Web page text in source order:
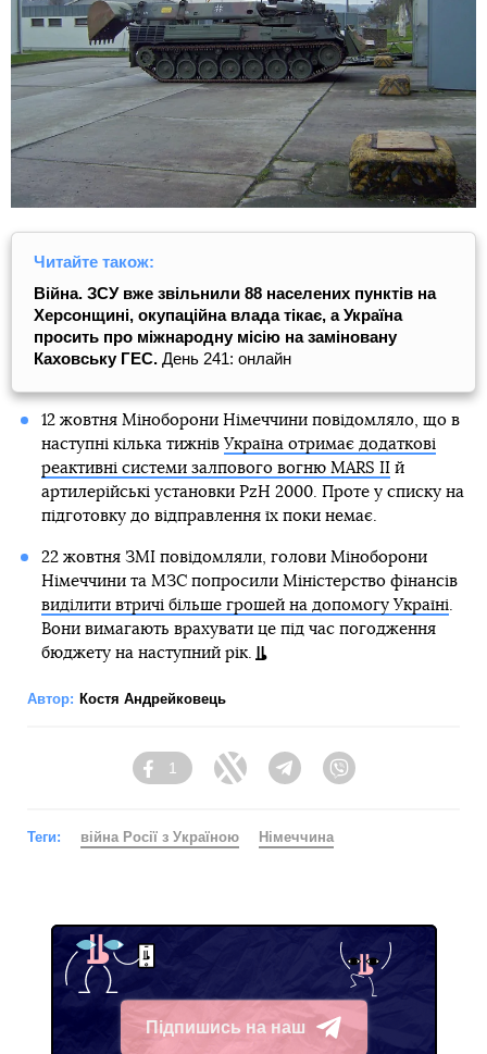
Читайте також:
Війна. ЗСУ вже звільнили 88 населених пунктів на
Херсонщині, окупаційна влада тікає, а Україна
просить про міжнародну місію на заміновану
Каховську ГЕС. День 241: онлайн
12 жовтня Міноборони Німеччини повідомляло, що в
наступні кілька тижнів Україна отримає додаткові
реактивні системи залпового вогню MARS IIй
артилерійські установки PzH 2000. Проте у списку на
підготовку до відправлення їх поки немає.
22 жовтня ЗМІ повідомляли, голови Міноборони
Німеччини та МЗС попросили Міністерство фінансів
виділити втричі більше грошей на допомогу Україні.
Вони вимагають врахувати це під час погодження
бюджету на наступний рік.
Автор: Костя Андрейковець
Facebook
1
Twitter Telegram
Теги: війна Росії з Україною Німеччина
Підпишись на наш
Telegram